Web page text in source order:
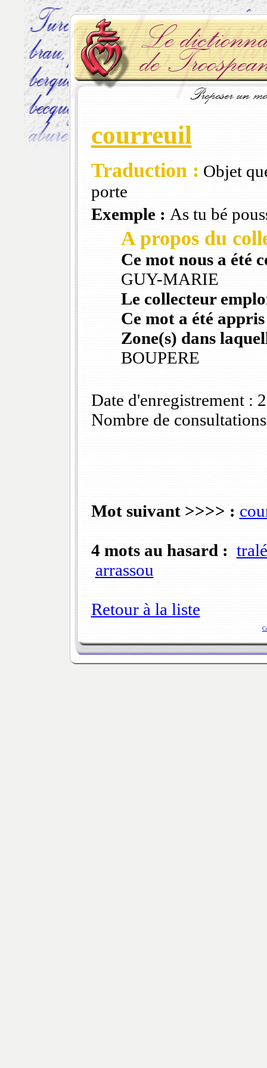
courreuil
Traduction : Objet
porte
Exemple : As tu bé
A propos du
Ce mot nous a été
GUY-MARIE
Le collecteur
Ce mot a été
Zone(s) dans
BOUPERE
Date d'enregistrement :
Nombre de
Mot suivant >>>> :
4 mots au hasard :
arrassou
Retour à la liste